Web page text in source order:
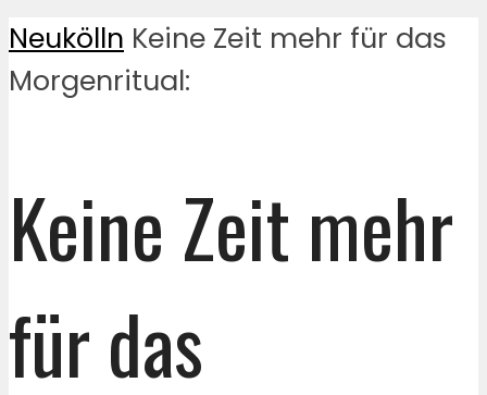
Neukölln Keine Zeit mehr für das
Morgenritual:
Keine Zeit mehr
für das